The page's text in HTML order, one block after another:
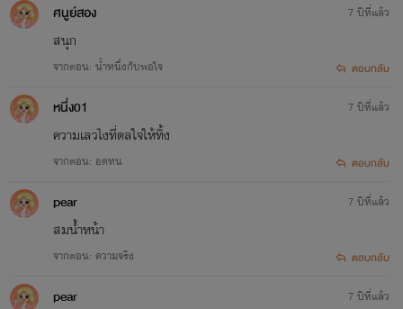
ศนูย์สอง
สนุก
จากตอน: น้ำหนึ่งกับพอใจ
7 ปีที่แล้ว
ตอบกลับ
หนึ่ง01
ความเลวไงที่ดลใจให้ทิ้ง
จากตอน: อดทน
7 ปีที่แล้ว
ตอบกลับ
pear
สมน้ำหน้า
จากตอน: ความจริง
7 ปีที่แล้ว
ตอบกลับ
pear 7 ปีที่แล้ว